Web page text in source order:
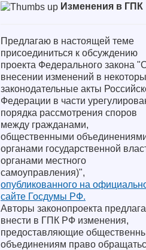
Изменения в
Предлагаю в настоящей теме
присоединиться к обсуждению
проекта Федерального закона
внесении изменений в
законодательные акты
Федерации в части
порядка рассмотрения споров
между гражданами,
общественными
органами государственной
органами местного
самоуправления)",
опубликованного на
сайте Госдумы РФ.
Авторы законопроекта
внести в ГПК РФ изменения,
предоставляющие
объединениям право